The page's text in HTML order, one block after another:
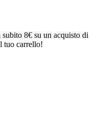
8€ su un acquisto di
tuo carrello!